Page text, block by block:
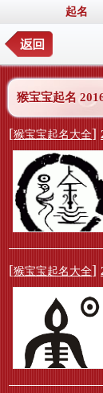
起名
猴宝宝起名
[猴宝宝起名大全]
[猴宝宝起名大全]